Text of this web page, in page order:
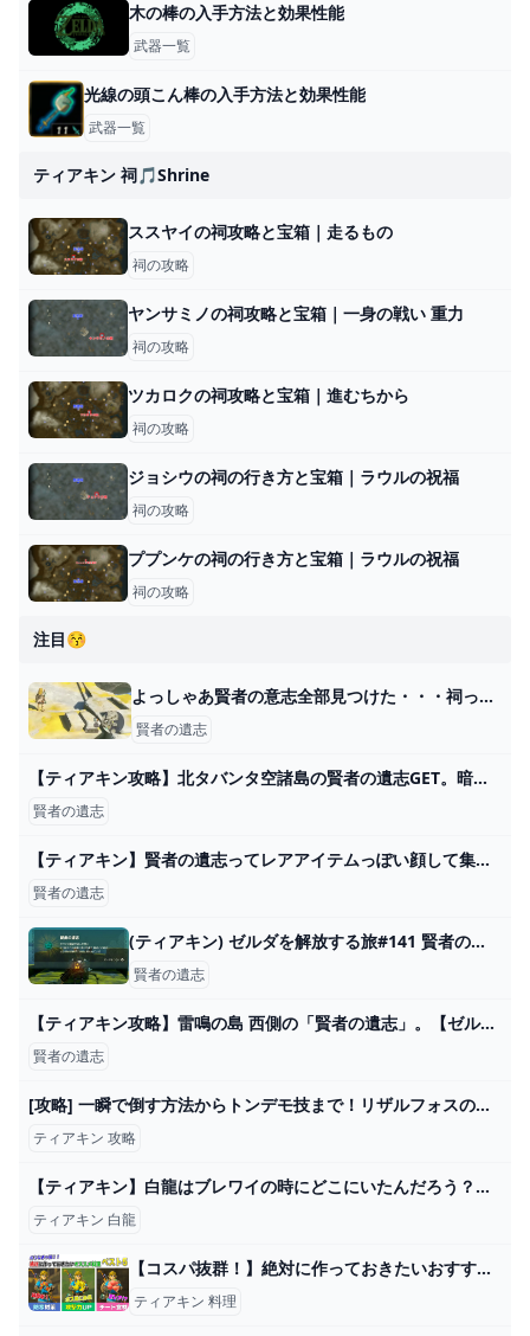
木の棒の入手方法と効果性能
武器一覧
光線の頭こん棒の入手方法と効果性能
武器一覧
ティアキン 祠🎵shrine
ススヤイの祠攻略と宝箱｜走るもの
祠の攻略
ヤンサミノの祠攻略と宝箱｜一身の戦い 重力
祠の攻略
ツカロクの祠攻略と宝箱｜進むちから
祠の攻略
ジョシウの祠の行き方と宝箱｜ラウルの祝福
祠の攻略
ププンケの祠の行き方と宝箱｜ラウルの祝福
祠の攻略
注目😚
よっしゃあ賢者の意志全部見つけた・・・祠って空だけでいくつあるの？？ - ゼルダの伝説まとめ速報｜ティアキン｜ブレワイ
賢者の遺志
【ティアキン攻略】北タバンタ空諸島の賢者の遺志GET。暗闇の島から。【ゼルダの伝説 ティアーズ オブ ザ キングダム】 - YouTube
賢者の遺志
【ティアキン】賢者の遺志ってレアアイテムっぽい顔して集めても攻撃力上がるだけとかショボいな : ゼルダの伝説 ティアーズ オブ ザ キングダム攻略まとめ速報
賢者の遺志
(ティアキン) ゼルダを解放する旅#141 賢者の遺志探し 【ゼルダの伝説ティーアズオブザキングダム 】 - ニコニコ動画
賢者の遺志
【ティアキン攻略】雷鳴の島 西側の「賢者の遺志」。【ゼルダの伝説 ティアーズ オブ ザ キングダム】 - YouTube
賢者の遺志
[攻略] 一瞬で倒す方法からトンデモ技まで！リザルフォスの極秘ネタ１８選 [ゼルダの伝説 ブレスオブザワイルド] - YouTube
ティアキン 攻略
【ティアキン】白龍はブレワイの時にどこにいたんだろう？【ティアーズオブザキングダム】 ゼルダの伝説ティアーズオブザキングダム(ティアキン)攻略まとめ-コログ速報
ティアキン 白龍
【コスパ抜群！】絶対に作っておきたいおすすめ料理ベスト５ 【ティアキン】【ゼルダの伝説 ティアーズ オブ ザ キングダム】 - YouTube
ティアキン 料理